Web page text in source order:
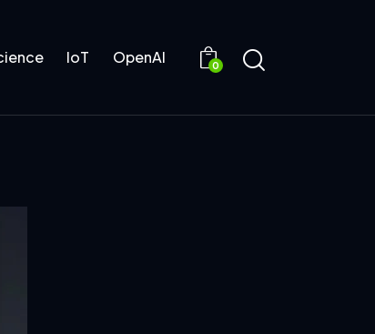
IoT OpenAI 0